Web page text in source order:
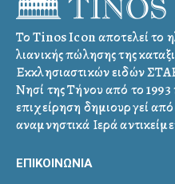
Το Tinos Icon αποτελεί το
λιανικής πώλησης της
Εκκλησιαστικών ειδών
Νησί της Τήνου από το 1993
επιχείρηση δημιουργεί
αναμνηστικά Ιερά
ΕΠΙΚΟΙΝΩΝΙΑ